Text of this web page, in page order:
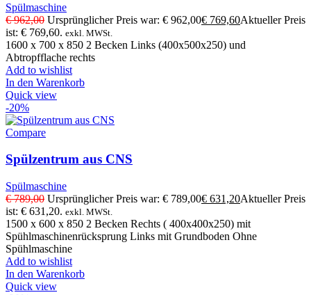
Spülmaschine
€962,00 Ursprünglicher Preis war: € 962,00€ 769,60Aktueller Preis
ist: € 769,60. exkl. MWSt.
1600 x 700 x 850 2 Becken Links (400x500x250) und
Abtropfflache rechts
Add to wishlist
In den Warenkorb
Quick view
-20%
Compare
Spülzentrum aus CNS
Spülmaschine
€789,00 Ursprünglicher Preis war: € 789,00€ 631,20Aktueller Preis
ist: € 631,20. exkl. MWSt.
1500 x 600 x 850 2 Becken Rechts ( 400x400x250) mit
Spühlmaschinenrücksprung Links mit Grundboden Ohne
Spühlmaschine
Add to wishlist
In den Warenkorb
Quick view